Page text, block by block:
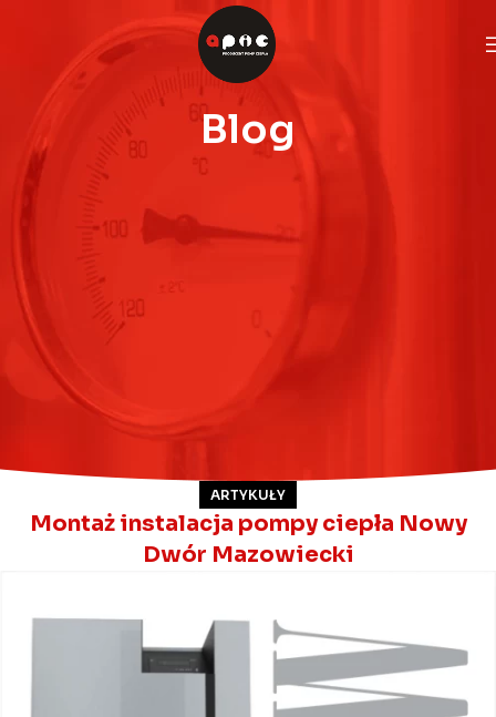
Blog
ARTYKUŁY
Montaż instalacja pompy ciepła Nowy
Dwór Mazowiecki